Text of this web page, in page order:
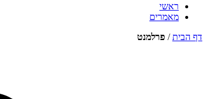
ראשי
מאמרים
דף הבית/ פרלמנט